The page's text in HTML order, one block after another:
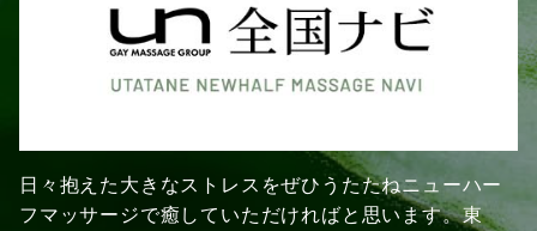
日々抱えた大きなストレスをぜひうたたねニューハー
フマッサージで癒していただければと思います。東